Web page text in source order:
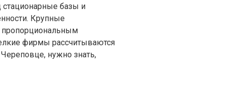
базы и
Крупные
пропорциональным
фирмы рассчитываются
нужно знать,